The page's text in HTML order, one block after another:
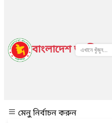
বাংলাদেশ জাতীয়
মেনু নির্বাচন করুন